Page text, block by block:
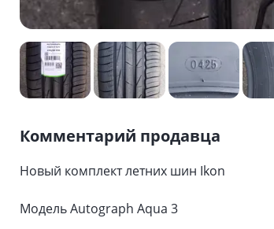
Комментарий продавца
Новый комплект летних шин Ikon
Модель Autograph Aqua 3